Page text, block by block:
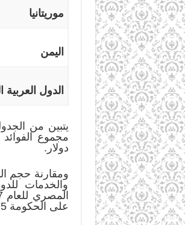
موريتانيا
اليمن
الدول
دولار.
ومقارنة حجم
والخدمات
على الحكومة 75% بينما بلغ إجمالي الناتج المحلي خلال الفترة من السنة المالية 2006م – 2007م فقط 570.2 مليار جنيه.